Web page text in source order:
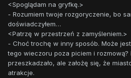
<Spoglądam na gryfkę.>
- Rozumiem twoje rozgoryczenie, bo
doświadczyłem…
<Patrzę w przestrzeń z zamyśleniem.>
- Choć trochę w inny sposób. Może
tego wieczoru poza piciem i rozmową?
przeszkadzało, ale założę się, że
atrakcje.